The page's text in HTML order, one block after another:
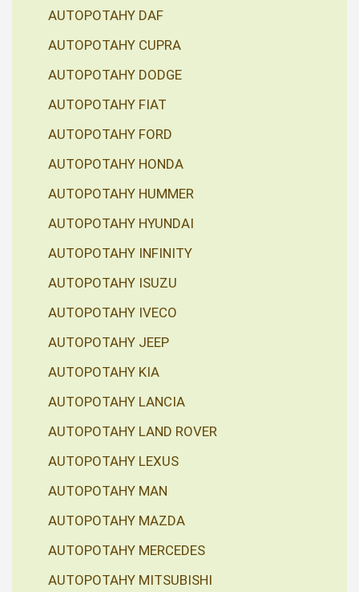
AUTOPOTAHY DAF
AUTOPOTAHY CUPRA
AUTOPOTAHY DODGE
AUTOPOTAHY FIAT
AUTOPOTAHY FORD
AUTOPOTAHY HONDA
AUTOPOTAHY HUMMER
AUTOPOTAHY HYUNDAI
AUTOPOTAHY INFINITY
AUTOPOTAHY ISUZU
AUTOPOTAHY IVECO
AUTOPOTAHY JEEP
AUTOPOTAHY KIA
AUTOPOTAHY LANCIA
AUTOPOTAHY LAND ROVER
AUTOPOTAHY LEXUS
AUTOPOTAHY MAN
AUTOPOTAHY MAZDA
AUTOPOTAHY MERCEDES
AUTOPOTAHY MITSUBISHI